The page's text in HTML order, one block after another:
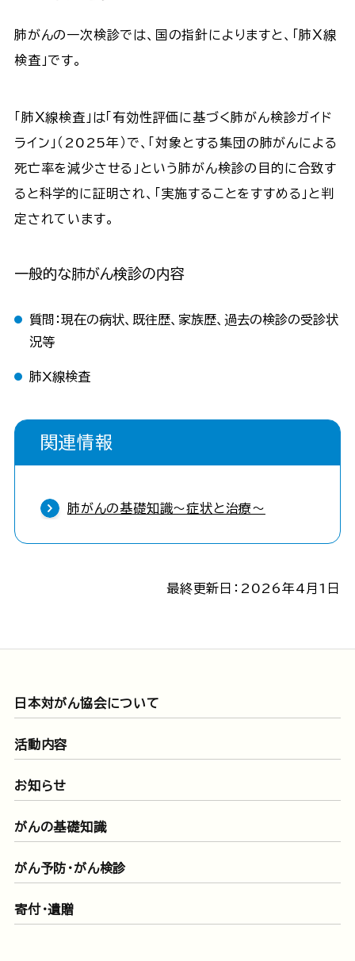
肺がんの一次検診では、国の指針によりますと、「肺Ｘ線
検査」です。
「肺Ｘ線検査」は「有効性評価に基づく肺がん検診ガイド
ライン」（2025年）で、「対象とする集団の肺がんによる
死亡率を減少させる」という肺がん検診の目的に合致す
ると科学的に証明され、「実施することをすすめる」と判
定されています。
一般的な肺がん検診の内容
質問：現在の病状、既往歴、家族歴、過去の検診の受診状
況等
肺X線検査
関連情報
肺がんの基礎知識〜症状と治療〜
最終更新日：2026年4月1日
日本対がん協会について
活動内容
お知らせ
がんの基礎知識
がん予防・がん検診
寄付・遺贈